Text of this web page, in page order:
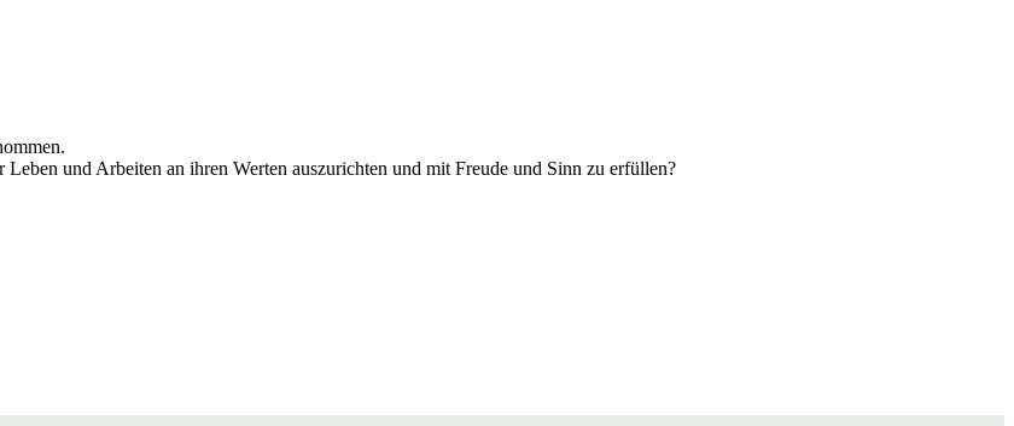
und Arbeiten an ihren Werten auszurichten und mit Freude und Sinn zu erfüllen?